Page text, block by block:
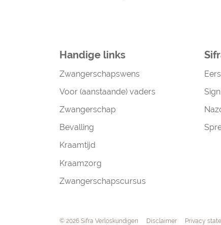
Handige links
Zwangerschapswens
Voor (aanstaande) vaders
Zwangerschap
Bevalling
Kraamtijd
Kraamzorg
Zwangerschapscursus
© 2026 Sifra Verloskundigen Disclaimer Privacy